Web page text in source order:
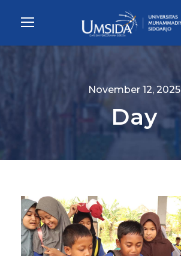
November 12, 2025
Day